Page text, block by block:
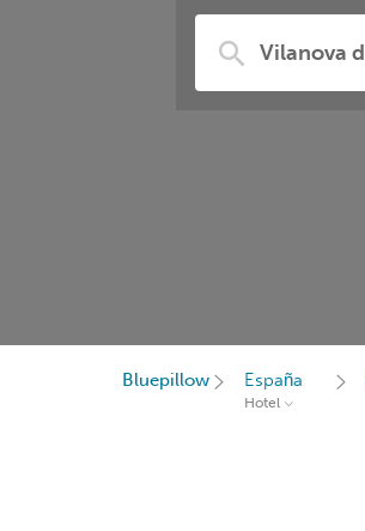
Bluepillow España
Hotel